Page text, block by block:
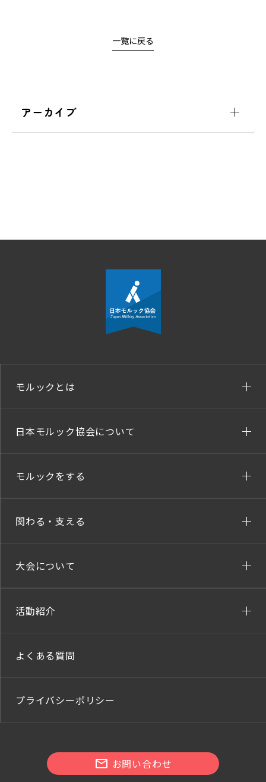
一覧に戻る
アーカイブ
モルックとは
日本モルック協会について
モルックをする
関わる・支える
大会について
活動紹介
よくある質問
プライバシーポリシー
お問い合わせ